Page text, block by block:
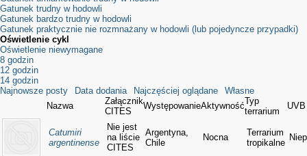
Gatunek trudny w hodowli
Gatunek bardzo trudny w hodowli
Gatunek praktycznie nie rozmnażany w hodowli (lub pojedyncze przypadki)
Oświetlenie cykl
Oświetlenie niewymagane
8 godzin
12 godzin
14 godzin
Najnowsze posty
Data dodania Najczęściej oglądane
Własne
Nazwa
Załącznik
CITES
WystępowanieAktywnośćTyp
terrarium
UVB
Catumiri
argentinense
Nie jest
na liście
CITES
Argentyna,
Chile
Nocna
Terrarium
tropikalne